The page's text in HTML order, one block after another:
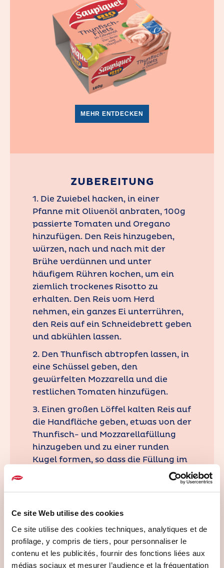
Ce site Web utilise des cookies
Ce site utilise des cookies techniques, analytiques et de
profilage, y compris de tiers, pour personnaliser le
contenu et les publicités, fournir des fonctions liées aux
médias sociaux et mesurer l’audience et la fréquentation
MEHR ENTDECKEN
ZUBEREITUNG
1. Die Zwiebel hacken, in einer
Pfanne mit Olivenöl anbraten, 100g
passierte Tomaten und Oregano
hinzufügen. Den Reis hinzugeben,
würzen, nach und nach mit der
Brühe verdünnen und unter
häufigem Rühren kochen, um ein
ziemlich trockenes Risotto zu
erhalten. Den Reis vom Herd
nehmen, ein ganzes Ei unterrühren,
den Reis auf ein Schneidebrett geben
und abkühlen lassen.
2. Den Thunfisch abtropfen lassen, in
eine Schüssel geben, den
gewürfelten Mozzarella und die
restlichen Tomaten hinzufügen.
3. Einen großen Löffel kalten Reis auf
die Handfläche geben, etwas von der
Thunfisch- und Mozzarellafüllung
hinzugeben und zu einer runden
Kugel formen, so dass die Füllung im
4. Das zweite Ei mit einer Prise Salz in
einer Schüssel schlagen. Die
Reiskugeln (Arancini) erst in etwas
Mehl, dann im geschlagenen Ei und
schließlich in den Paniermehlbrösel